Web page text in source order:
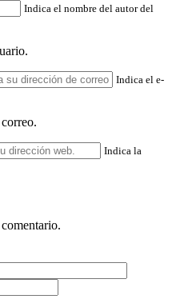
Indica el nombre del autor del
Indica el e-
Indica la